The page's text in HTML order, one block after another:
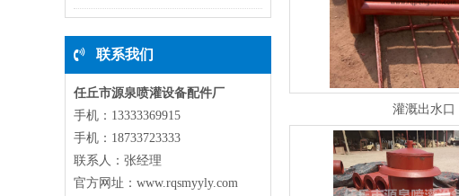
联系我们
任丘市源泉喷灌设备配件厂
手机：13333369915
手机：18733723333
联系人：张经理
官方网址：www.rqsmyyly.com
灌溉出水口